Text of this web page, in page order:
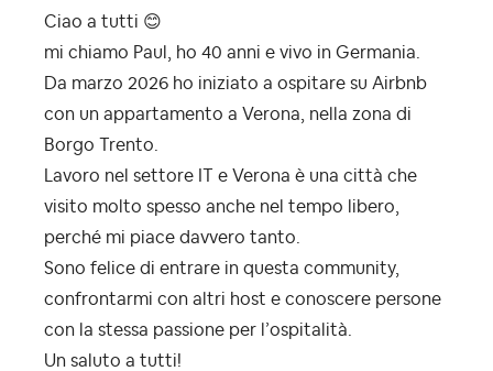
Ciao a tutti 😊
mi chiamo Paul, ho 40 anni e vivo in Germania.
Da marzo 2026 ho iniziato a ospitare su Airbnb
con un appartamento a Verona, nella zona di
Borgo Trento.
Lavoro nel settore IT e Verona è una città che
visito molto spesso anche nel tempo libero,
perché mi piace davvero tanto.
Sono felice di entrare in questa community,
confrontarmi con altri host e conoscere persone
con la stessa passione per l’ospitalità.
Un saluto a tutti!